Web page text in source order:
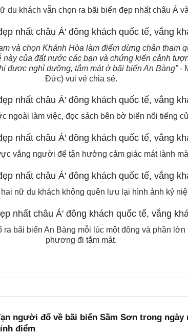
du khách vẫn chọn ra bãi biển đẹp nhất châu Á
và chọn Khánh Hòa làm điểm dừng chân tham
của đất nước các bạn và chứng kiến cảnh
được nghỉ dưỡng, tắm mát ở bãi biển An Bàng”-
Đức) vui vẻ chia sẻ.
ngoài làm việc, đọc sách bên bờ biển nổi tiếng
vắng người để tận hưởng cảm giác mát lành
nữ du khách không quên lưu lại hình ảnh kỷ
bãi biển An Bàng mỗi lúc một đông và phần
phương đi tắm mát.
người đổ về bãi biển Sầm Sơn trong ngày
điểm